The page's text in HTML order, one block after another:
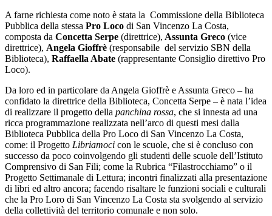
A farne richiesta come noto è stata la Commissione della Biblioteca
Pubblica della stessa Pro Loco di San Vincenzo La Costa,
composta da Concetta Serpe (direttrice), Assunta Greco (vice
direttrice), Angela Gioffrè (responsabile del servizio SBN della
Biblioteca), Raffaella Abate (rappresentante Consiglio direttivo Pro
Loco).
Da loro ed in particolare da Angela Gioffrè e Assunta Greco – ha
confidato la direttrice della Biblioteca, Concetta Serpe – è nata l’idea
di realizzare il progetto della panchina rossa, che si innesta ad una
ricca programmazione realizzata nell’arco di questi mesi dalla
Biblioteca Pubblica della Pro Loco di San Vincenzo La Costa,
come: il Progetto Libriamoci con le scuole, che si è concluso con
successo da poco coinvolgendo gli studenti delle scuole dell’Istituto
Comprensivo di San Fili; come la Rubrica “Filastrocchiamo” o il
Progetto Settimanale di Lettura; incontri finalizzati alla presentazione
di libri ed altro ancora; facendo risaltare le funzioni sociali e culturali
che la Pro Loro di San Vincenzo La Costa sta svolgendo al servizio
della collettività del territorio comunale e non solo.